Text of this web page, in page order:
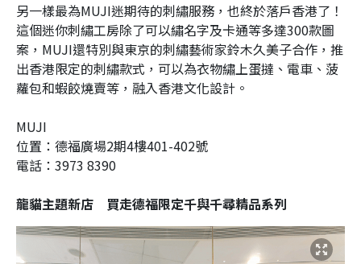
另一樣最為MUJI迷期待的刺繡服務，也終於落戶香港了！
這個迷你刺繡工房除了可以繡名字及卡通等多達300款圖
案，MUJI還特別與東京的刺繡藝術家鈴木久美子合作，推
出香港限定的刺繡款式，可以為衣物繡上蛋撻、電車、菠
蘿包和蝦餃燒賣等，融入香港文化設計。
MUJI
位置：德福廣場2期4樓401-402號
電話：3973 8390
龍貓主題新店 買走德福限定千與千尋精品系列